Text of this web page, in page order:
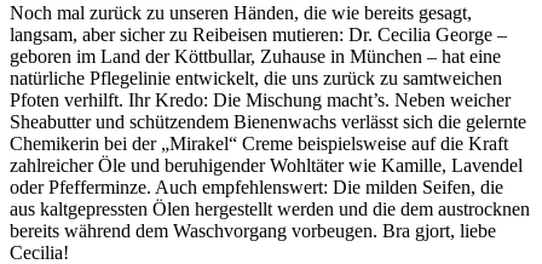
Noch mal zurück zu unseren Händen, die wie bereits gesagt,
langsam, aber sicher zu Reibeisen mutieren: Dr. Cecilia George –
geboren im Land der Köttbullar, Zuhause in München – hat eine
natürliche Pflegelinie entwickelt, die uns zurück zu samtweichen
Pfoten verhilft. Ihr Kredo: Die Mischung macht’s. Neben weicher
Sheabutter und schützendem Bienenwachs verlässt sich die gelernte
Chemikerin bei der „Mirakel“ Creme beispielsweise auf die Kraft
zahlreicher Öle und beruhigender Wohltäter wie Kamille, Lavendel
oder Pfefferminze. Auch empfehlenswert: Die milden Seifen, die
aus kaltgepressten Ölen hergestellt werden und die dem austrocknen
bereits während dem Waschvorgang vorbeugen. Bra gjort, liebe
Cecilia!